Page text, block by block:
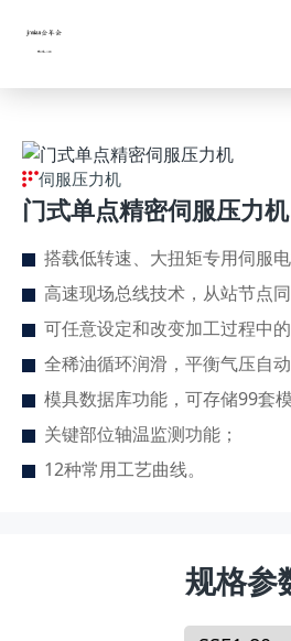
伺服压力机
门式单点精密伺服压力机
搭载低转速、大扭矩专用伺服
高速现场总线技术，从站节点
可任意设定和改变加工过程中
全稀油循环润滑，平衡气压自
模具数据库功能，可存储99套
关键部位轴温监测功能；
12种常用工艺曲线。
规格参